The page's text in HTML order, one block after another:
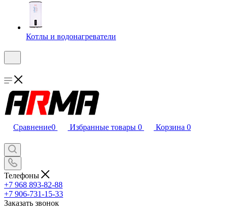
Котлы и водонагреватели
Сравнение0 Избранные товары 0 Корзина 0
Телефоны
+7 968 893-82-88
+7 906-731-15-33
Заказать звонок